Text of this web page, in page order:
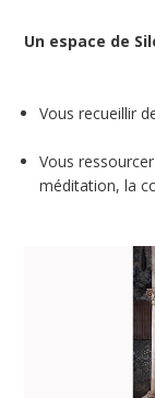
Un espace de
Vous recueillir
Vous
méditation, la